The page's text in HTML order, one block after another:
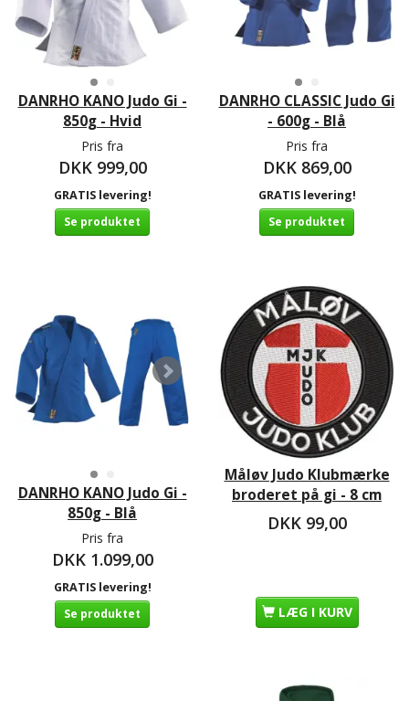
DANRHO KANO Judo Gi -
850g - Hvid
Pris fra
DKK 999,00
GRATIS levering!
Se produktet
DANRHO CLASSIC Judo Gi
- 600g - Blå
Pris fra
DKK 869,00
GRATIS levering!
Se produktet
DANRHO KANO Judo Gi -
850g - Blå
Pris fra
DKK 1.099,00
GRATIS levering!
Se produktet
Måløv Judo Klubmærke
broderet på gi - 8 cm
DKK 99,00
LÆG I KURV